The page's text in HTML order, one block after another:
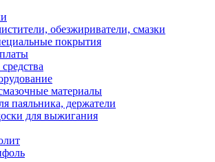
обезжириватели, смазки
покрытия
материалы
паяльника, держатели
для выжигания